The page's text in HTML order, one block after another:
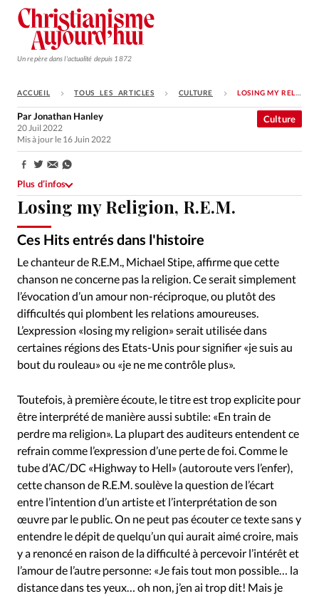
Un repère dans l'actualité depuis 1872
S'ABONNER
Monde
Opinions
Tous les articles
Faire un don
Emploi
Se connecter
Édition: Internationale
Devise:CHF
Chronique
Culture Dossier Eglises Foi
Monde
Opinions Publireportage
Relations
Tour du monde des Eglises
Trait d'Ixène Vécu Vie
ACCUEIL TOUS LES ARTICLES CULTURE LOSING MY RELIGION, R.E.M.
Losing my Religion, R.E.M.
Ces Hits entrés dans l'histoire
Culture
ParJonathan Hanley
20 Juil 2022
Mis à jour le 16 Juin 2022
Partager:
Plus d’infos
Le chanteur de R.E.M., Michael Stipe, affirme que cette
chanson ne concerne pas la religion. Ce serait simplement
l’évocation d’un amour non-réciproque, ou plutôt des
difficultés qui plombent les relations amoureuses.
L’expression «losing my religion» serait utilisée dans
certaines régions des Etats-Unis pour signifier «je suis au
bout du rouleau» ou «je ne me contrôle plus».
Toutefois, à première écoute, le titre est trop explicite pour
être interprété de manière aussi subtile: «En train de
perdre ma religion». La plupart des auditeurs entendent ce
refrain comme l’expression d’une perte de foi. Comme le
tube d’AC/DC «Highway to Hell» (autoroute vers l’enfer),
cette chanson de R.E.M. soulève la question de l’écart
entre l’intention d’un artiste et l’interprétation de son
œuvre par le public. On ne peut pas écouter ce texte sans y
entendre le dépit de quelqu’un qui aurait aimé croire, mais
y a renoncé en raison de la difficulté à percevoir l’intérêt et
l’amour de l’autre personne: «Je fais tout mon possible… la
distance dans tes yeux… oh non, j’en ai trop dit! Mais je